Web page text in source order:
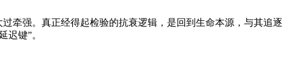
牵强。真正经得起检验的抗衰逻辑，是回到生命本源，与其追逐
迟键”。